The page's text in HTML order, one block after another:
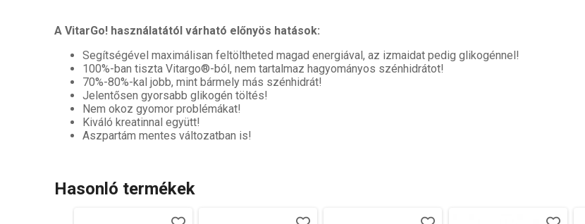
A VitarGo! használatától várható előnyös hatások:
Segítségével maximálisan feltöltheted magad energiával, az izmaidat pedig glikogénnel!
100%-ban tiszta Vitargo®-ból, nem tartalmaz hagyományos szénhidrátot!
70%-80%-kal jobb, mint bármely más szénhidrát!
Jelentősen gyorsabb glikogén töltés!
Nem okoz gyomor problémákat!
Kiváló kreatinnal együtt!
Aszpartám mentes változatban is!
Hasonló termékek